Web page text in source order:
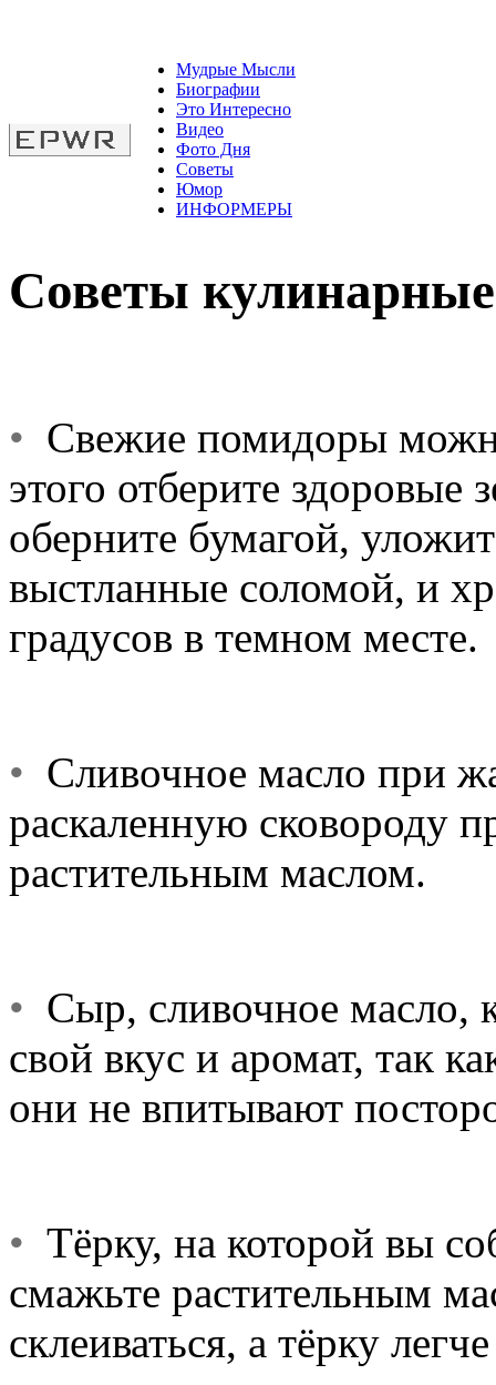
Мудрые Мысли
Биографии
Это Интересно
Видео
Фото Дня
Советы
Юмор
ИНФОРМЕРЫ
Советы кулинарные
• Свежие помидоры
этого отберите
оберните бумагой,
выстланные соломой, и
градусов в темном месте.
• Сливочное масло при
раскаленную сковороду
растительным маслом.
• Сыр, сливочное масло,
свой вкус и аромат, так
они не впитывают
• Тёрку, на которой вы
смажьте растительным
склеиваться, а тёрку